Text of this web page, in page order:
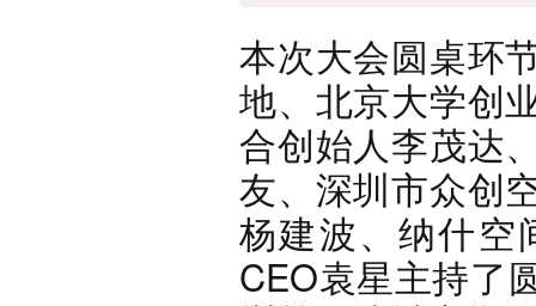
本次大会圆桌环
地、北京大学创
合创始人李茂达
友、深圳市众创
杨建波、纳什空
CEO袁星主持了